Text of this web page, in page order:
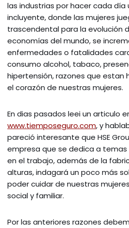
las industrias por hacer cada día
incluyente, donde las mujeres
trascendental para la evolución
economías del mundo, se
enfermedades o fatalidades
consumo alcohol, tabaco,
hipertensión, razones que estan
el corazón de nuestras mujeres.
En dias pasados leei un articulo
www.tiemposeguro.com, y
pareció interesante que HSE
empresa que se dedica a temas
en el trabajo, además de la
alturas, indagará un poco más
poder cuidar de nuestras
social y familiar.
Por las anteriores razones